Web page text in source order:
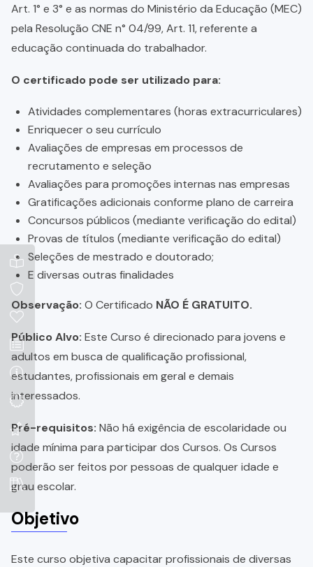
Art. 1° e 3° e as normas do Ministério da Educação (MEC)
pela Resolução CNE n° 04/99, Art. 11, referente a
educação continuada do trabalhador.
O certificado pode ser utilizado para:
Atividades complementares (horas extracurriculares)
Enriquecer o seu currículo
Avaliações de empresas em processos de
recrutamento e seleção
Avaliações para promoções internas nas empresas
Gratificações adicionais conforme plano de carreira
Concursos públicos (mediante verificação do edital)
Provas de títulos (mediante verificação do edital)
Seleções de mestrado e doutorado;
E diversas outras finalidades
Observação: O Certificado NÃO É GRATUITO.
Público Alvo: Este Curso é direcionado para jovens e
adultos em busca de qualificação profissional,
estudantes, profissionais em geral e demais
interessados.
Pré-requisitos: Não há exigência de escolaridade ou
idade mínima para participar dos Cursos. Os Cursos
poderão ser feitos por pessoas de qualquer idade e
grau escolar.
Objetivo
Este curso objetiva capacitar profissionais de diversas